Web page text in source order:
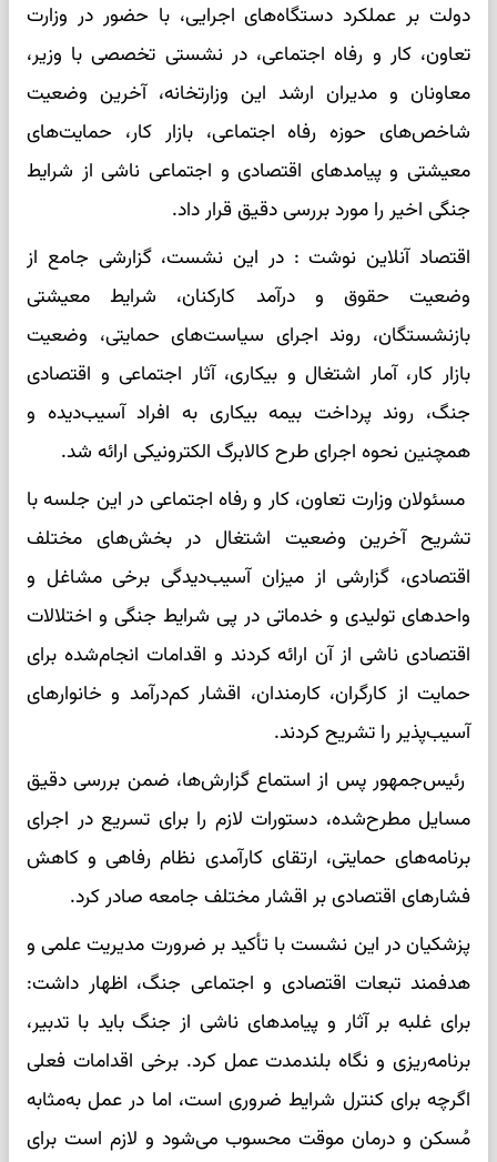
دولت بر عملکرد دستگاه‌های اجرایی، با حضور در وزارت
تعاون، کار و رفاه اجتماعی، در نشستی تخصصی با وزیر،
معاونان و مدیران ارشد این وزارتخانه، آخرین وضعیت
شاخص‌های حوزه رفاه اجتماعی، بازار کار، حمایت‌های
معیشتی و پیامدهای اقتصادی و اجتماعی ناشی از شرایط
جنگی اخیر را مورد بررسی دقیق قرار داد.
اقتصاد آنلاین نوشت : در این نشست، گزارشی جامع از
وضعیت حقوق و درآمد کارکنان، شرایط معیشتی
بازنشستگان، روند اجرای سیاست‌های حمایتی، وضعیت
بازار کار، آمار اشتغال و بیکاری، آثار اجتماعی و اقتصادی
جنگ، روند پرداخت بیمه بیکاری به افراد آسیب‌دیده و
همچنین نحوه اجرای طرح کالابرگ الکترونیکی ارائه شد.
مسئولان وزارت تعاون، کار و رفاه اجتماعی در این جلسه با
تشریح آخرین وضعیت اشتغال در بخش‌های مختلف
اقتصادی، گزارشی از میزان آسیب‌دیدگی برخی مشاغل و
واحدهای تولیدی و خدماتی در پی شرایط جنگی و اختلالات
اقتصادی ناشی از آن ارائه کردند و اقدامات انجام‌شده برای
حمایت از کارگران، کارمندان، اقشار کم‌درآمد و خانوارهای
آسیب‌پذیر را تشریح کردند.
رئیس‌جمهور پس از استماع گزارش‌ها، ضمن بررسی دقیق
مسایل مطرح‌شده، دستورات لازم را برای تسریع در اجرای
برنامه‌های حمایتی، ارتقای کارآمدی نظام رفاهی و کاهش
فشارهای اقتصادی بر اقشار مختلف جامعه صادر کرد.
پزشکیان در این نشست با تأکید بر ضرورت مدیریت علمی و
هدفمند تبعات اقتصادی و اجتماعی جنگ، اظهار داشت:
برای غلبه بر آثار و پیامدهای ناشی از جنگ باید با تدبیر،
برنامه‌ریزی و نگاه بلندمدت عمل کرد. برخی اقدامات فعلی
اگرچه برای کنترل شرایط ضروری است، اما در عمل به‌مثابه
مُسکن و درمان موقت محسوب می‌شود و لازم است برای